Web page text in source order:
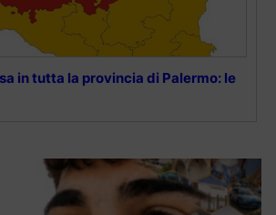
in tutta la provincia di Palermo: le